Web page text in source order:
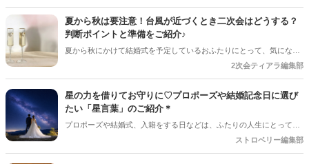
夏から秋は要注意！台風が近づくとき二次会はどうする？
判断ポイントと準備をご紹介♪
夏から秋にかけて結婚式を予定しているおふたりにとって、気になる
のが台風の影響。 結婚式は予定通り開催できそうだけど、「二次会は
むケースも少なくありません＊ 今回は、台風が近づいているときに二
次会を開催するか判断するポイントや、事前に準備しておきたいこと
をご紹介します＊
2次会ティアラ編集部
星の力を借りてお守りに♡プロポーズや結婚記念日に選び
たい「星言葉」のご紹介＊
プロポーズや結婚式、入籍をする日などは、ふたりの人生にとって失
敗できない大切な節目。だからこそ、一歩を踏み出す勇気を与えてく
ストロベリー編集部